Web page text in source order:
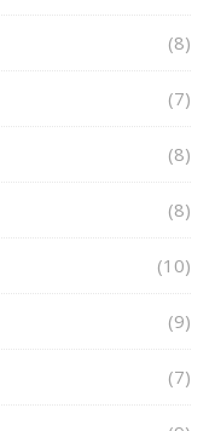
(8)
(7)
(8)
(8)
(10)
(9)
(7)